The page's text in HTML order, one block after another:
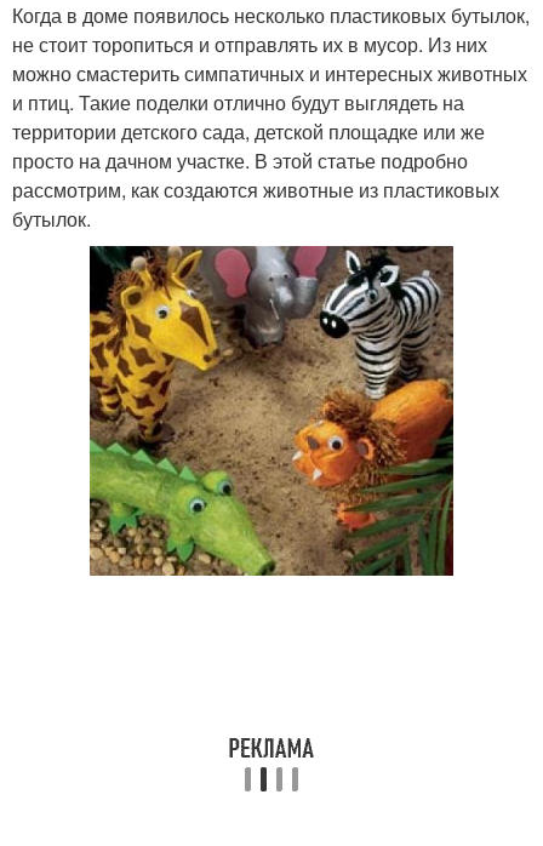
Когда в доме появилось несколько пластиковых бутылок,
не стоит торопиться и отправлять их в мусор. Из них
можно смастерить симпатичных и интересных животных
и птиц. Такие поделки отлично будут выглядеть на
территории детского сада, детской площадке или же
просто на дачном участке. В этой статье подробно
рассмотрим, как создаются животные из пластиковых
бутылок.